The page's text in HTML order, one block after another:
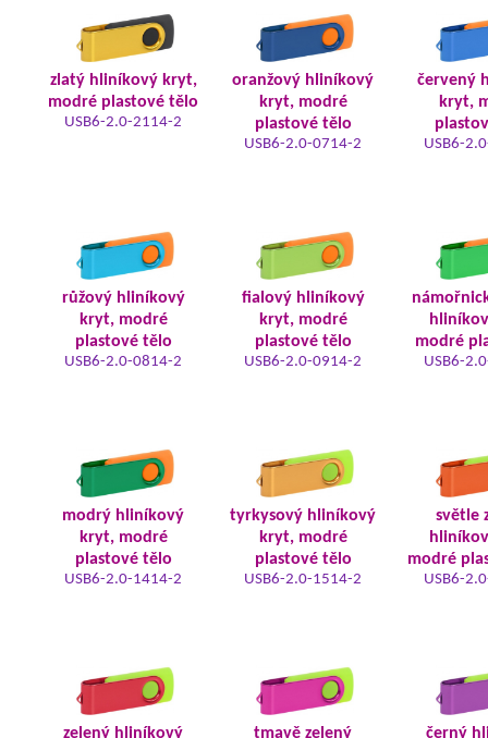
zlatý hliníkový kryt,
modré plastové tělo
USB6-2.0-2114-2
oranžový hliníkový
kryt, modré
plastové tělo
USB6-2.0-0714-2
červený
kryt,
USB6-
růžový hliníkový
kryt, modré
plastové tělo
USB6-2.0-0814-2
fialový hliníkový
kryt, modré
plastové tělo
USB6-2.0-0914-2
modré
USB6-
modrý hliníkový
kryt, modré
plastové tělo
USB6-2.0-1414-2
tyrkysový hliníkový
kryt, modré
plastové tělo
USB6-2.0-1514-2
světle
modré
USB6-
zelený hliníkový tmavě zelený černý